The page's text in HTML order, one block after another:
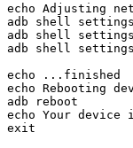
echo Adjusting
adb shell settings
adb shell settings
adb shell settings
echo ...finished
echo Rebooting
adb reboot
echo Your